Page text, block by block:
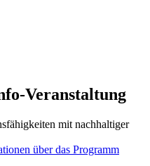
Veranstaltung
mit nachhaltiger
über das Programm